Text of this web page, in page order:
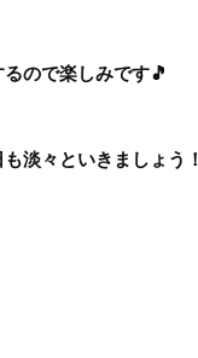
ので楽しみです🎵
淡々といきましょう！